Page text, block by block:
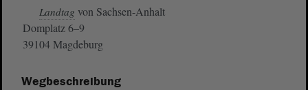
Landtag von Sachsen-Anhalt
Domplatz 6–9
39104 Magdeburg
Wegbeschreibung